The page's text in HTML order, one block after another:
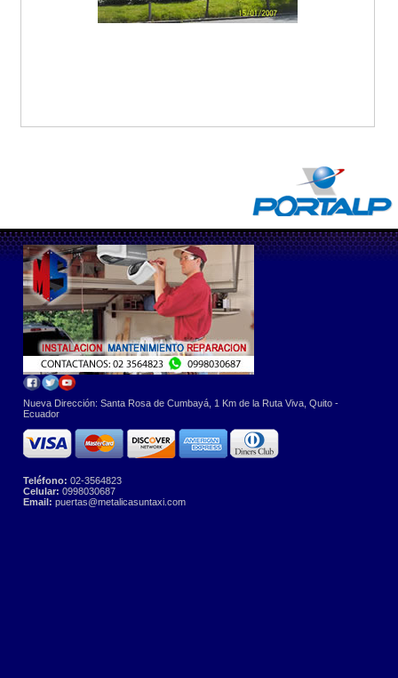
Nueva Dirección: Santa Rosa de Cumbayá, 1 Km de la Ruta Viva, Quito -
Ecuador
Teléfono: 02-3564823
Celular: 0998030687
Email: puertas@metalicasuntaxi.com